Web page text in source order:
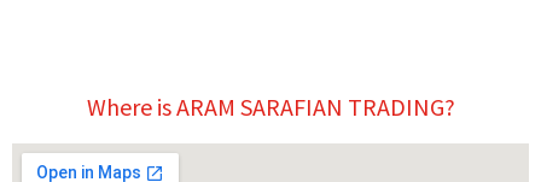
Where is ARAM SARAFIAN TRADING?